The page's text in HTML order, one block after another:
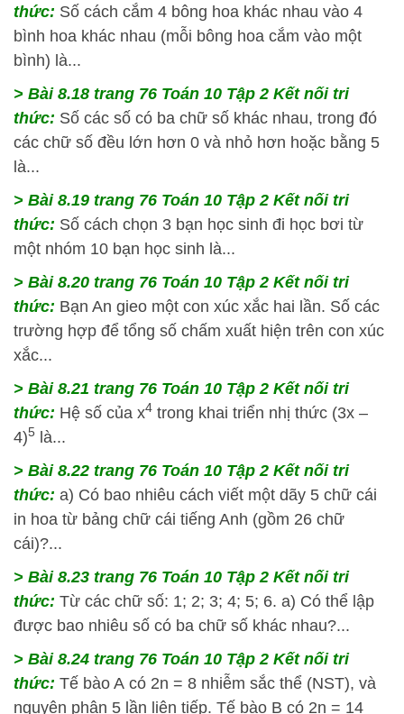
thức: Số cách cắm 4 bông hoa khác nhau vào 4
bình hoa khác nhau (mỗi bông hoa cắm vào một
bình) là...
> Bài 8.18 trang 76 Toán 10 Tập 2 Kết nối tri
thức: Số các số có ba chữ số khác nhau, trong đó
các chữ số đều lớn hơn 0 và nhỏ hơn hoặc bằng 5
là...
> Bài 8.19 trang 76 Toán 10 Tập 2 Kết nối tri
thức: Số cách chọn 3 bạn học sinh đi học bơi từ
một nhóm 10 bạn học sinh là...
> Bài 8.20 trang 76 Toán 10 Tập 2 Kết nối tri
thức: Bạn An gieo một con xúc xắc hai lần. Số các
trường hợp để tổng số chấm xuất hiện trên con xúc
xắc...
> Bài 8.21 trang 76 Toán 10 Tập 2 Kết nối tri
thức: Hệ số của x4 trong khai triển nhị thức (3x –
4)5 là...
> Bài 8.22 trang 76 Toán 10 Tập 2 Kết nối tri
thức: a) Có bao nhiêu cách viết một dãy 5 chữ cái
in hoa từ bảng chữ cái tiếng Anh (gồm 26 chữ
cái)?...
> Bài 8.23 trang 76 Toán 10 Tập 2 Kết nối tri
thức: Từ các chữ số: 1; 2; 3; 4; 5; 6. a) Có thể lập
được bao nhiêu số có ba chữ số khác nhau?...
> Bài 8.24 trang 76 Toán 10 Tập 2 Kết nối tri
thức: Tế bào A có 2n = 8 nhiễm sắc thể (NST), và
nguyên phân 5 lần liên tiếp. Tế bào B có 2n = 14